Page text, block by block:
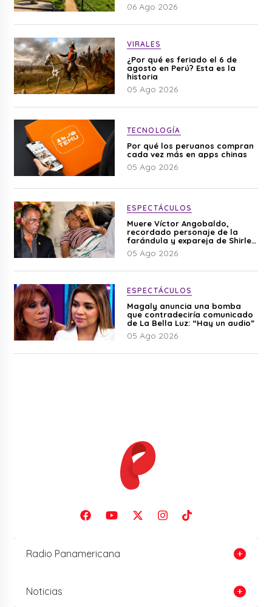
06 Ago 2026
VIRALES
¿Por qué es feriado el 6 de
agosto en Perú? Esta es la
historia
05 Ago 2026
TECNOLOGÍA
Por qué los peruanos compran
cada vez más en apps chinas
05 Ago 2026
ESPECTÁCULOS
Muere Víctor Angobaldo,
recordado personaje de la
farándula y expareja de Shirley
Cherres
05 Ago 2026
ESPECTÁCULOS
Magaly anuncia una bomba
que contradeciría comunicado
de La Bella Luz: “Hay un audio”
05 Ago 2026
Radio Panamericana
Noticias